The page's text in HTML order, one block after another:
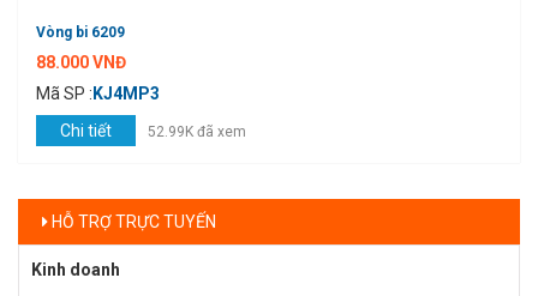
Vòng bi 6209
88.000 VNĐ
Mã SP : KJ4MP3
Chi tiết
52.99K đã xem
HỖ TRỢ TRỰC TUYẾN
Kinh doanh